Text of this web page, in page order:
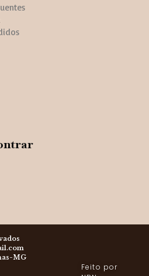
MG
Feito por